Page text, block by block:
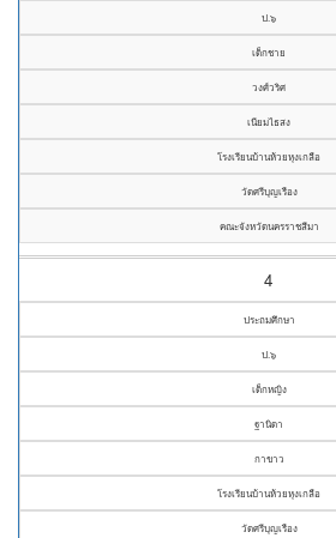
ป.๖
เด็กชาย
วงศ์วริศ
เนียมไธสง
โรงเรียนบ้านห้วยหุงเกลือ
วัดศรีบุญเรือง
คณะจังหวัดนครราชสีมา
4
ประถมศึกษา
ป.๖
เด็กหญิง
ฐานิดา
กาขาว
โรงเรียนบ้านห้วยหุงเกลือ
วัดศรีบุญเรือง